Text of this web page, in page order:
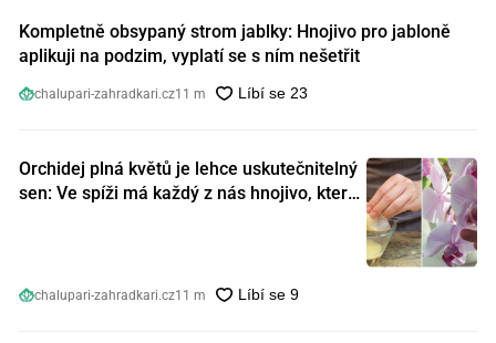
Kompletně obsypaný strom jablky: Hnojivo pro jabloně
aplikuji na podzim, vyplatí se s ním nešetřit
chalupari-zahradkari.cz11 m
Orchidej plná květů je lehce uskutečnitelný
sen: Ve spíži má každý z nás hnojivo, které
chalupari-zahradkari.cz11 m